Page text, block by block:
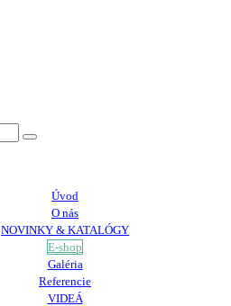
Úvod
O nás
NOVINKY & KATALÓGY
E-shop
Galéria
Referencie
VIDEÁ